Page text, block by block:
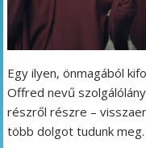
Egy ilyen, önmagából
Offred nevű
részről részre –
több dolgot tudunk meg.